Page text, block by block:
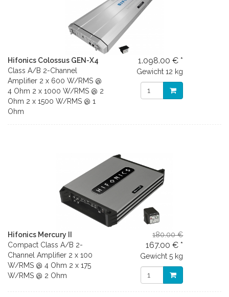
Hifonics Colossus GEN-X4
Class A/B 2-Channel
Amplifier 2 x 600 W/RMS @
4 Ohm 2 x 1000 W/RMS @ 2
Ohm 2 x 1500 W/RMS @ 1
Ohm
1.098.00 € *
Gewicht 12 kg
Hifonics Mercury II
Compact Class A/B 2-
Channel Amplifier 2 x 100
W/RMS @ 4 Ohm 2 x 175
W/RMS @ 2 Ohm
180.00 €
167.00 € *
Gewicht 5 kg